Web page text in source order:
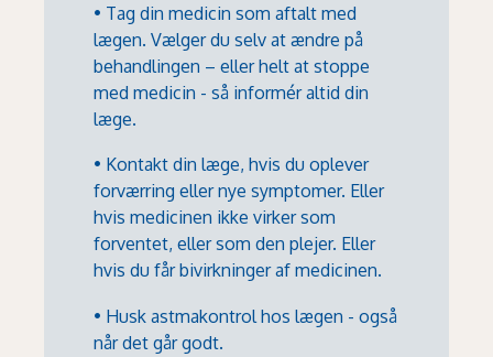
• Tag din medicin som aftalt med
lægen. Vælger du selv at ændre på
behandlingen – eller helt at stoppe
med medicin - så informér altid din
læge.
• Kontakt din læge, hvis du oplever
forværring eller nye symptomer. Eller
hvis medicinen ikke virker som
forventet, eller som den plejer. Eller
hvis du får bivirkninger af medicinen.
• Husk astmakontrol hos lægen - også
når det går godt.